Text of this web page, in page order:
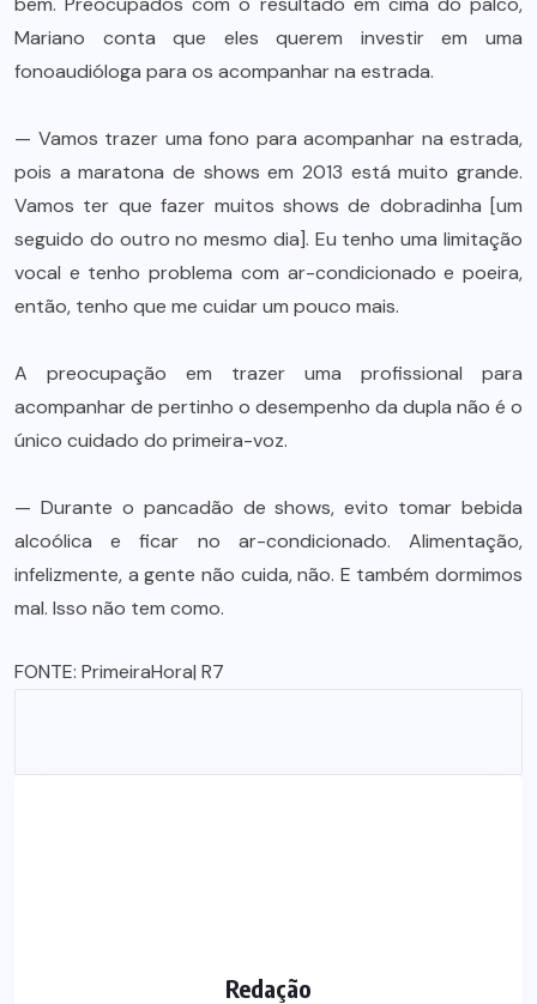
Mariano conta que eles querem investir em uma
fonoaudióloga para os acompanhar na estrada.
— Vamos trazer uma fono para acompanhar na estrada,
pois a maratona de shows em 2013 está muito grande.
Vamos ter que fazer muitos shows de dobradinha [um
seguido do outro no mesmo dia]. Eu tenho uma limitação
vocal e tenho problema com ar-condicionado e poeira,
então, tenho que me cuidar um pouco mais.
A preocupação em trazer uma profissional para
acompanhar de pertinho o desempenho da dupla não é o
único cuidado do primeira-voz.
— Durante o pancadão de shows, evito tomar bebida
alcoólica e ficar no ar-condicionado. Alimentação,
infelizmente, a gente não cuida, não. E também dormimos
mal. Isso não tem como.
FONTE: PrimeiraHora| R7
Redação